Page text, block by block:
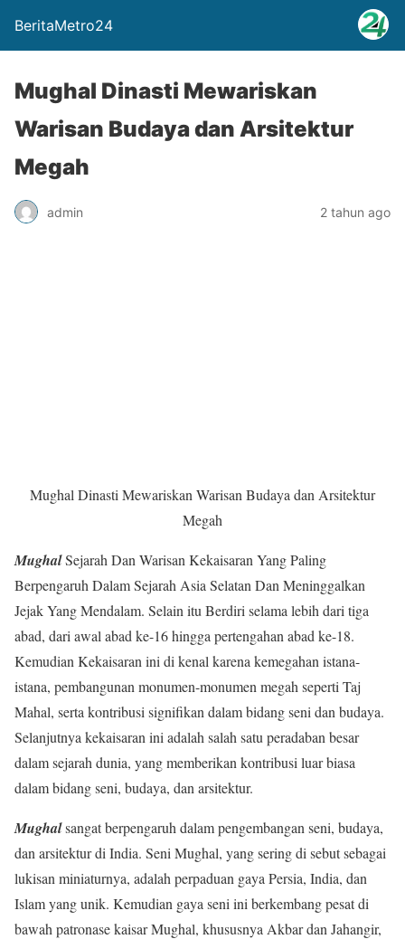
BeritaMetro24
Mughal Dinasti Mewariskan
Warisan Budaya dan Arsitektur
Megah
admin 2 tahun ago
Mughal Dinasti Mewariskan Warisan Budaya dan Arsitektur
Megah
MughalSejarah Dan Warisan Kekaisaran Yang Paling
Berpengaruh Dalam Sejarah Asia Selatan Dan Meninggalkan
Jejak Yang Mendalam. Selain itu Berdiri selama lebih dari tiga
abad, dari awal abad ke-16 hingga pertengahan abad ke-18.
Kemudian Kekaisaran ini di kenal karena kemegahan istana-
istana, pembangunan monumen-monumen megah seperti Taj
Mahal, serta kontribusi signifikan dalam bidang seni dan budaya.
Selanjutnya kekaisaran ini adalah salah satu peradaban besar
dalam sejarah dunia, yang memberikan kontribusi luar biasa
dalam bidang seni, budaya, dan arsitektur.
Mughalsangat berpengaruh dalam pengembangan seni, budaya,
dan arsitektur di India. Seni Mughal, yang sering di sebut sebagai
lukisan miniaturnya, adalah perpaduan gaya Persia, India, dan
Islam yang unik. Kemudian gaya seni ini berkembang pesat di
bawah patronase kaisar Mughal, khususnya Akbar dan Jahangir,